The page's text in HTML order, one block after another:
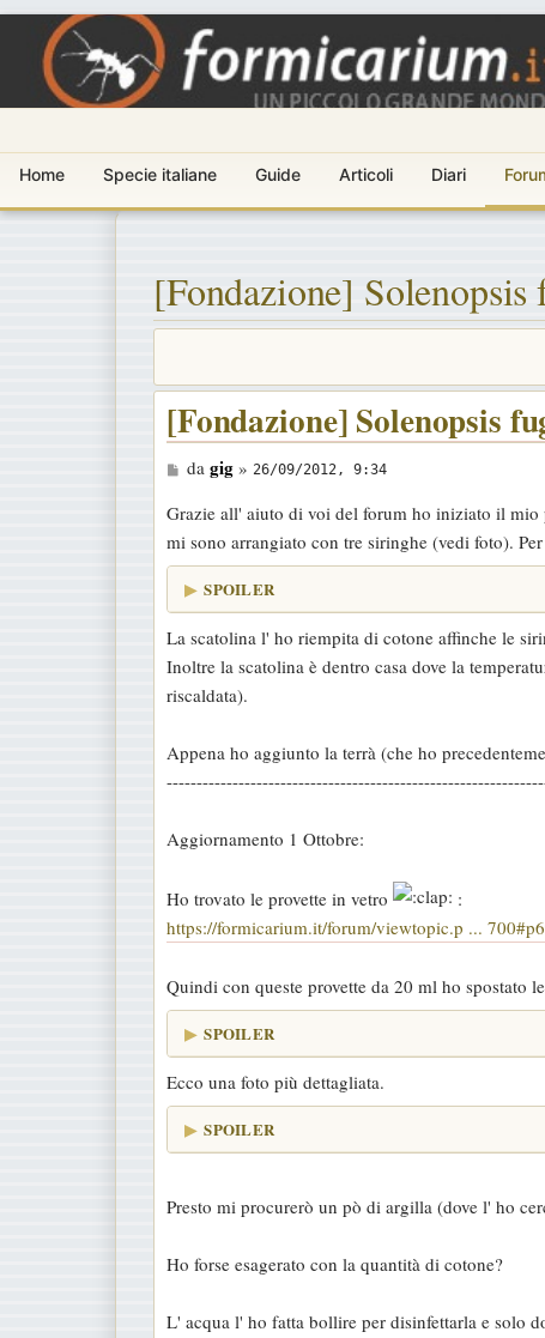
Home Specie italiane Guide Articoli Diari
[Fondazione]
[Fondazione] Solenopsis
M
s
s
a
g
g
i
o
da gig» 26/09/2012, 9:34
Grazie all' aiuto di voi del forum ho iniziato il mio
mi sono arrangiato con tre siringhe (vedi foto).
SPOILER
La scatolina l' ho riempita di cotone affinche le
Inoltre la scatolina è dentro casa dove la
riscaldata).
Appena ho aggiunto la terrà (che ho
Aggiornamento 1 Ottobre:
Ho trovato le provette in vetro
:
https://formicarium.it/forum/viewtopic.p ...
Quindi con queste provette da 20 ml ho spostato
SPOILER
Ecco una foto più dettagliata.
SPOILER
Presto mi procurerò un pò di argilla (dove l' ho
Ho forse esagerato con la quantità di cotone?
L' acqua l' ho fatta bollire per disinfettarla e solo